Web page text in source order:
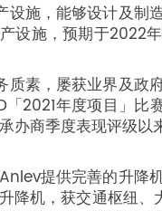
施，能够设计及制
设施，预期于2022
素，屡获业界及政
「2021年度项目」
办商季度表现评级
提供完善的升降
降机，获交通枢纽